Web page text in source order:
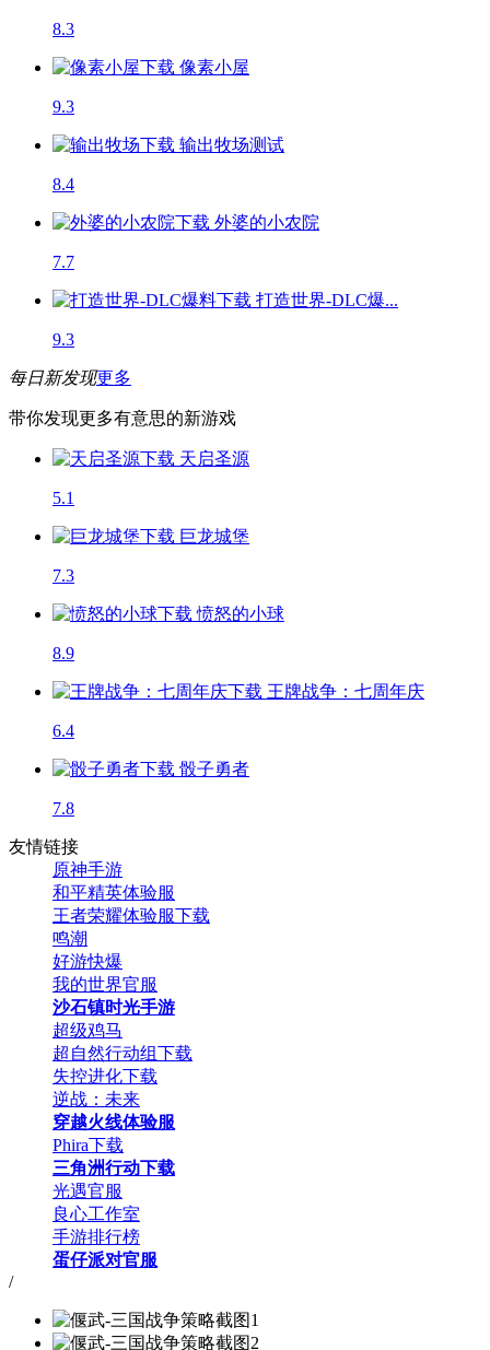
8.3
像素小屋
9.3
输出牧场测试
8.4
外婆的小农院
7.7
打造世界-DLC爆...
9.3
每日新发现更多
带你发现更多有意思的新游戏
天启圣源
5.1
巨龙城堡
7.3
愤怒的小球
8.9
王牌战争：七周年庆
6.4
骰子勇者
7.8
友情链接
原神手游
和平精英体验服
王者荣耀体验服下载
鸣潮
好游快爆
我的世界官服
沙石镇时光手游
超级鸡马
超自然行动组下载
失控进化下载
逆战：未来
穿越火线体验服
Phira下载
三角洲行动下载
光遇官服
良心工作室
手游排行榜
蛋仔派对官服
/